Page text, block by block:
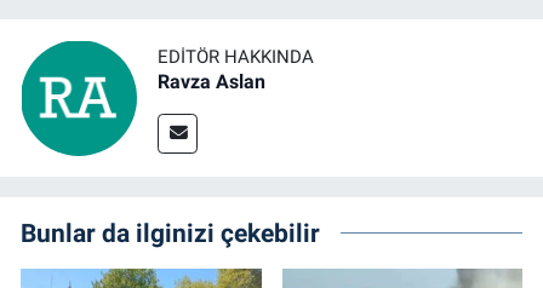
EDITÖR HAKKINDA
Ravza Aslan
Bunlar da ilginizi çekebilir